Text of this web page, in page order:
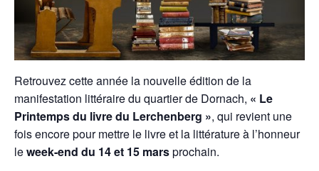
Retrouvez cette année la nouvelle édition de la
manifestation littéraire du quartier de Dornach, « Le
Printemps du livre du Lerchenberg », qui revient une
fois encore pour mettre le livre et la littérature à l’honneur
leweek-end du 14 et 15 marsprochain.